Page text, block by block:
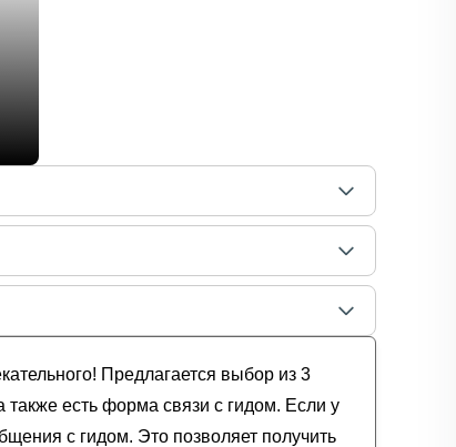
Предлагается выбор из 3
также есть форма связи с гидом. Если у
с гидом. Это позволяет получить